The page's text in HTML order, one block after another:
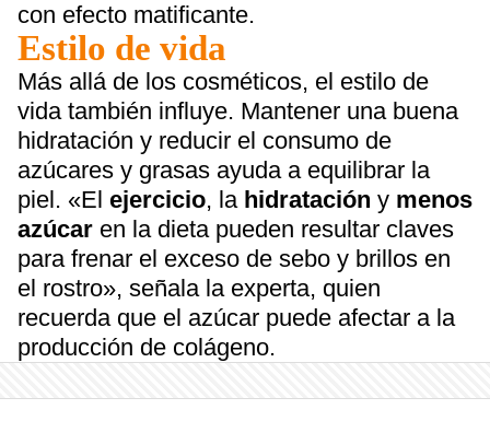
con efecto matificante.
Estilo de vida
Más allá de los cosméticos, el estilo de
vida también influye. Mantener una buena
hidratación y reducir el consumo de
azúcares y grasas ayuda a equilibrar la
piel. «El ejercicio, la hidratación y menos
azúcar en la dieta pueden resultar claves
para frenar el exceso de sebo y brillos en
el rostro», señala la experta, quien
recuerda que el azúcar puede afectar a la
producción de colágeno.